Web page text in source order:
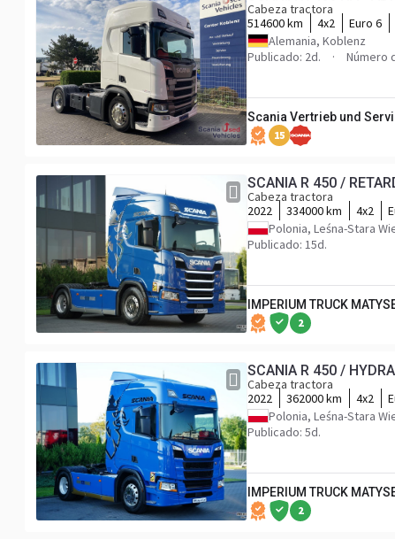
Cabeza tractora
514600 km
4x2 Euro 6
Alemania, Koblenz
Publicado: 2d.
Número
Scania Vertrieb und
15
SCANIA R 450 /
Cabeza tractora
2022
334000 km 4x2
Polonia, Leśna-Stara
Publicado: 15d.
IMPERIUM TRUCK
2
SCANIA R 450 /
Cabeza tractora
2022
362000 km 4x2
Polonia, Leśna-Stara
Publicado: 5d.
IMPERIUM TRUCK
2